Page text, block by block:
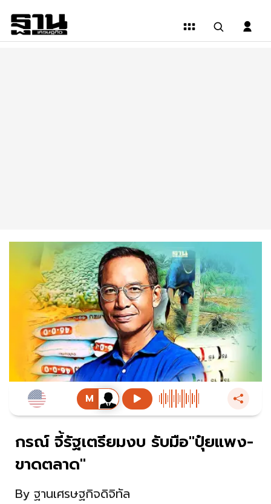
กรณ์ จี้รัฐเตรียมงบ รับมือ"ปุ๋ยแพง-
ขาดตลาด"
By ฐานเศรษฐกิจดิจิทัล